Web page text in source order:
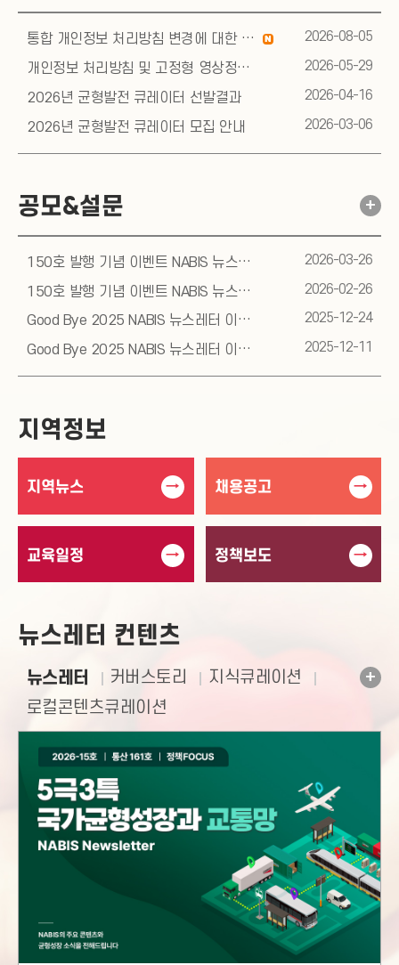
통합 개인정보 처리방침 변경에 대한 사전 안내
n
2026-08-05
개인정보 처리방침 및 고정형 영상정보처리기기 운영관리 방침 변경에 대한 사전 안내 2026-05-29
2026년 균형발전 큐레이터 선발결과 2026-04-16
2026년 균형발전 큐레이터 모집 안내 2026-03-06
공모&설문 +
150호 발행 기념 이벤트 NABIS 뉴스레터 구독자 설문조사 당첨자 발표 2026-03-26
150호 발행 기념 이벤트 NABIS 뉴스레터 구독자 설문조사 2026-02-26
Good Bye 2025 NABIS 뉴스레터 이벤트 당첨자발표 2025-12-24
Good Bye 2025 NABIS 뉴스레터 이벤트 2025-12-11
지역정보
지역뉴스 → 채용공고 →
교육일정 → 정책보도 →
뉴스레터 컨텐츠
뉴스레터 +
커버스토리
지식큐레이션
로컬콘텐츠큐레이션